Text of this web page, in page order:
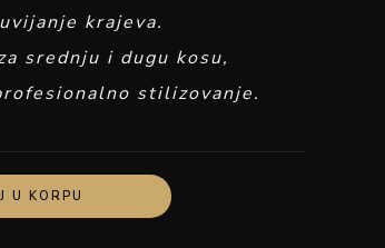
krajeva.
srednju i dugu kosu,
stilizovanje.
U KORPU